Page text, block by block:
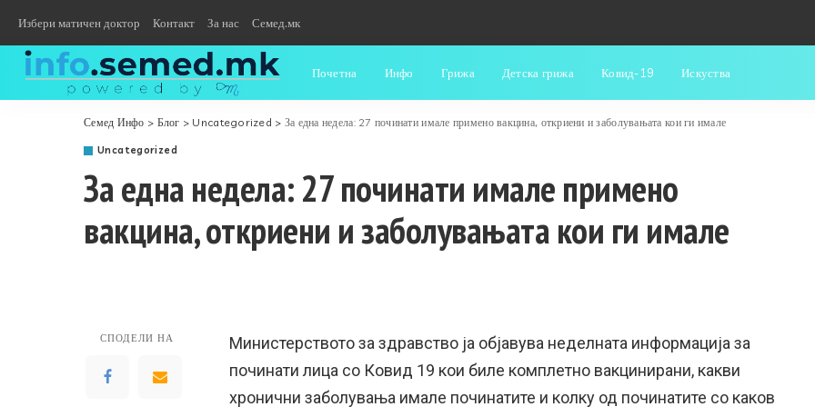
Избери матичен доктор Контакт За нас Семед.мк
Почетна Инфо Грижа Детска грижа Ковид-19 Искуства
Семед Инфо > Блог > Uncategorized > За една недела: 27 починати имале примено вакцина, откриени и заболувањата кои ги имале
Uncategorized
За една недела: 27 починати имале примено
вакцина, откриени и заболувањата кои ги имале
СПОДЕЛИ НА
Министерството за здравство ја објавува неделната информација за
починати лица со Ковид 19 кои биле комплетно вакцинирани, какви
хронични заболувања имале починатите и колку од починатите со каков